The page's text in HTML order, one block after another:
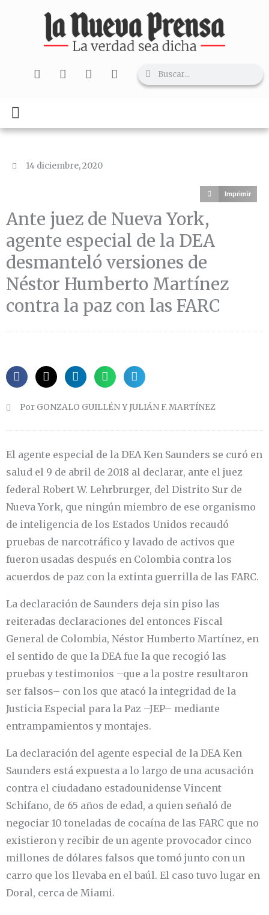
F
a
o
o
X
-
t
t
r
I
n
g
r
m
Y
o
b
e
Search
Search
14 diciembre, 2020
Imprimir
Ante juez de Nueva York,
agente especial de la DEA
desmanteló versiones de
Néstor Humberto Martínez
contra la paz con las FARC
Por GONZALO GUILLÉN Y JULIÁN F. MARTÍNEZ
El agente especial de la DEA Ken Saunders se curó en
salud el 9 de abril de 2018 al declarar, ante el juez
federal Robert W. Lehrbrurger, del Distrito Sur de
Nueva York, que ningún miembro de ese organismo
de inteligencia de los Estados Unidos recaudó
pruebas de narcotráfico y lavado de activos que
fueron usadas después en Colombia contra los
acuerdos de paz con la extinta guerrilla de las FARC.
La declaración de Saunders deja sin piso las
reiteradas declaraciones del entonces Fiscal
General de Colombia, Néstor Humberto Martínez, en
el sentido de que la DEA fue la que recogió las
pruebas y testimonios –que a la postre resultaron
ser falsos– con los que atacó la integridad de la
Justicia Especial para la Paz –JEP– mediante
entrampamientos y montajes.
La declaración del agente especial de la DEA Ken
Saunders está expuesta a lo largo de una acusación
contra el ciudadano estadounidense Vincent
Schifano, de 65 años de edad, a quien señaló de
negociar 10 toneladas de cocaína de las FARC que no
existieron y recibir de un agente provocador cinco
millones de dólares falsos que tomó junto con un
carro que los llevaba en el baúl. El caso tuvo lugar en
Doral, cerca de Miami.